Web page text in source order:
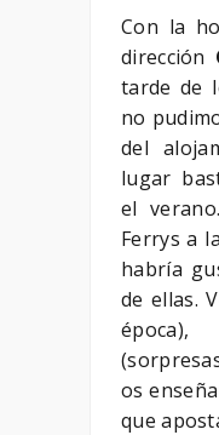
Con la
dirección
tarde de
no
del
lugar
el
Ferrys a
habría
de ellas.
os
que